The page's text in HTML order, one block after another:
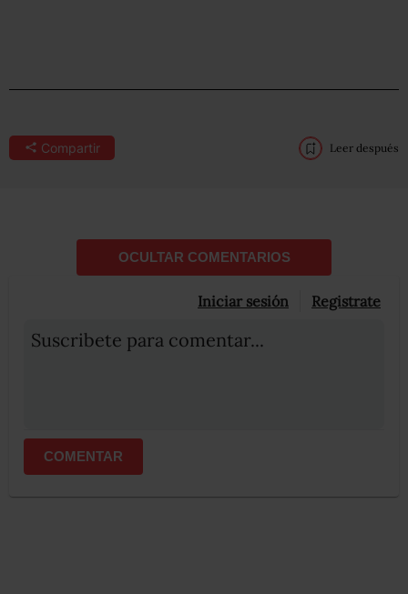
Compartir Leer después
OCULTAR COMENTARIOS
Iniciar sesión Registrate
Suscribete para comentar...
COMENTAR